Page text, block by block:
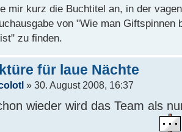
mir kurz die Buchtitel an, in der
von "Wie man Giftspinnen
zu finden.
für laue Nächte
» 30. August 2008, 16:37
wieder wird das Team als